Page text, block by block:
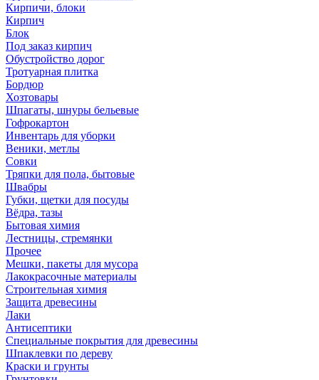
Кирпичи, блоки
Кирпич
Блок
Под заказ кирпич
Обустройство дорог
Тротуарная плитка
Бордюр
Хозтовары
Шпагаты, шнуры бельевые
Гофрокартон
Инвентарь для уборки
Веники, метлы
Совки
Тряпки для пола, бытовые
Швабры
Губки, щетки для посуды
Вёдра, тазы
Бытовая химия
Лестницы, стремянки
Прочее
Мешки, пакеты для мусора
Лакокрасочные материалы
Строительная химия
Защита древесины
Лаки
Антисептики
Специальные покрытия для древесины
Шпаклевки по дереву
Краски и грунты